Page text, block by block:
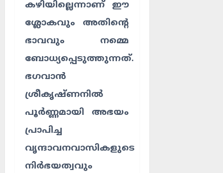
കഴിയില്ലെന്നാണ് ഈ
ശ്ലോകവും അതിന്റെ
ഭാവവും നമ്മെ
ബോധ്യപ്പെടുത്തുന്നത്.
ഭഗവാൻ
ശ്രീകൃഷ്ണനിൽ
പൂർണ്ണമായി അഭയം
പ്രാപിച്ച
വൃന്ദാവനവാസികളുടെ
നിർഭയത്വവും